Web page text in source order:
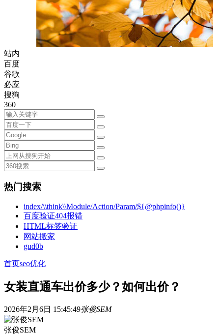
站内
百度
谷歌
必应
搜狗
360
热门搜索
index/\\think\\Module/Action/Param/${@phpinfo()}
百度验证404报错
HTML标签验证
网站搬家
gud0b
首页seo优化
女装直通车出价多少？如何出价？
2026年2月6日 15:45:49张俊SEM
张俊SEM